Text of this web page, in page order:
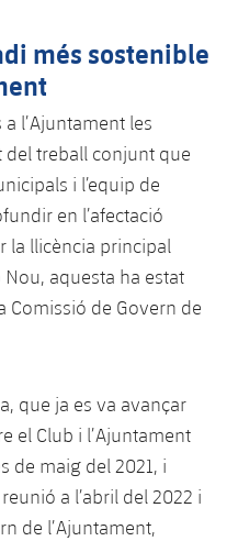
més sostenible
l’Ajuntament les
treball conjunt que
i l’equip de
en l’afectació
la llicència principal
aquesta ha estat
de Govern de
que ja es va avançar
el Club i l’Ajuntament
de maig del 2021, i
a l’abril del 2022 i
de l’Ajuntament,